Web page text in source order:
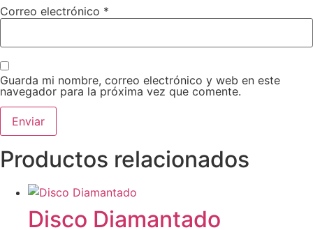
Correo electrónico *
Guarda mi nombre, correo electrónico y web en este
navegador para la próxima vez que comente.
Productos relacionados
Disco Diamantado